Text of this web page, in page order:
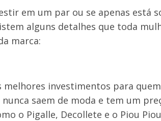
em um par ou se apenas está
alguns detalhes que toda
marca:
melhores investimentos para
saem de moda e tem um
o Pigalle, Decollete e o Piou